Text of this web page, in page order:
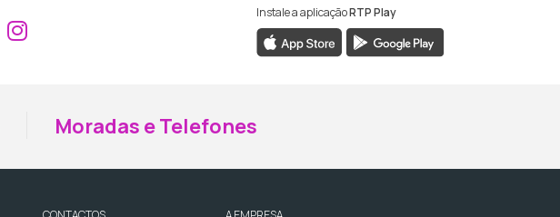
Aceder ao Facebook da RTP Madeira
Aceder ao Instagram da RTP Madeira
Instale a aplicaçãoRTP Play
Moradas e Telefones